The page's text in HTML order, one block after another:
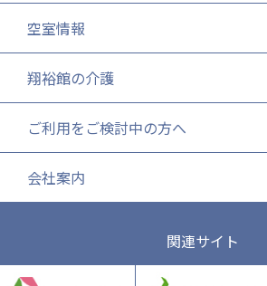
空室情報
翔裕館の介護
ご利用をご検討中の方へ
会社案内
関連サイト